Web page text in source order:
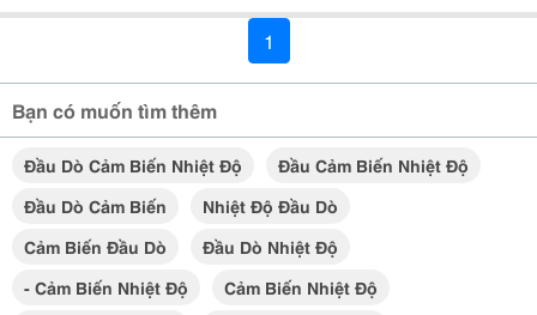
1
Bạn có muốn tìm thêm
Đầu Dò Cảm Biến Nhiệt Độ
Đầu Cảm Biến Nhiệt Độ
Đầu Dò Cảm Biến
Nhiệt Độ Đầu Dò
Cảm Biến Đầu Dò
Đầu Dò Nhiệt Độ
- Cảm Biến Nhiệt Độ
Cảm Biến Nhiệt Độ